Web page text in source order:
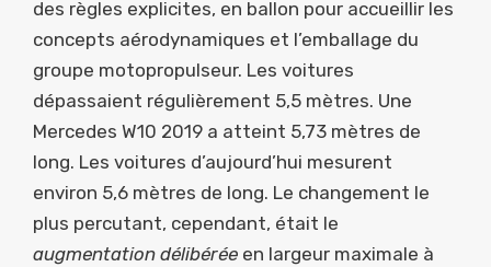
des règles explicites, en ballon pour accueillir les
concepts aérodynamiques et l’emballage du
groupe motopropulseur. Les voitures
dépassaient régulièrement 5,5 mètres. Une
Mercedes W10 2019 a atteint 5,73 mètres de
long. Les voitures d’aujourd’hui mesurent
environ 5,6 mètres de long. Le changement le
plus percutant, cependant, était le
augmentation délibérée en largeur maximale à